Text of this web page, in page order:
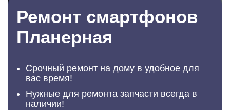
Ремонт смартфонов
Планерная
Срочный ремонт на дому в удобное для
вас время!
Нужные для ремонта запчасти всегда в
наличии!